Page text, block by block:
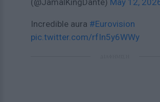
(@JamalKingDante) May 12,
Incredible aura #Eurovision
pic.twitter.com/rfIn5y6WWy